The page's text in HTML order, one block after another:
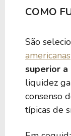
COMO
São
americanas
superior a
liquidez
consenso
típicas de